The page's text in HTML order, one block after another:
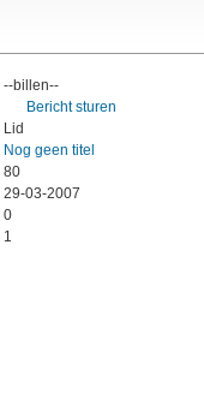
--billen--
Bericht sturen
Lid
Nog geen titel
80
29-03-2007
0
1